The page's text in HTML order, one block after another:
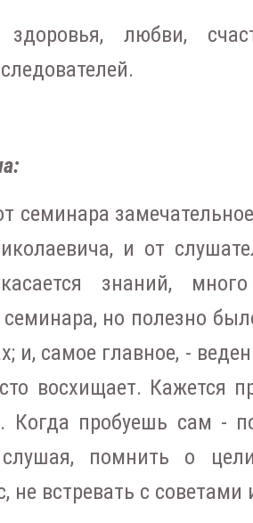
любви,
семинара
и от
знаний,
но полезно
и, самое главное, -
восхищает. Кажется
Когда пробуешь сам -
помнить о
не встревать с